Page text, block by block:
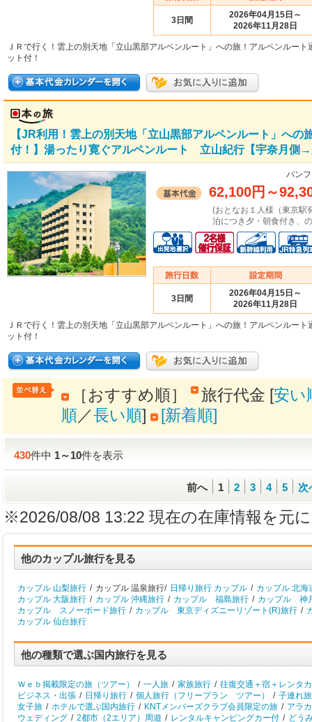
3日間
2026年04月15日～
2026年11月28日
ＪＲで行く！雲上の別天地「立山黒部アルペンルート」への旅！アルペンルート
ット付！
【JR利用！雲上の別天地「立山黒部アルペンルート」への
付！】湯ったり寛ぐアルペンルート 立山紀行【宇奈月側
パン
62,100円 ～
(おとなお１人様（東京駅
泊につき夕・朝食付き、
3日間
2026年04月15日～
2026年11月28日
ＪＲで行く！雲上の別天地「立山黒部アルペンルート」への旅！アルペンルート
ット付！
［おすすめ順］ 旅行代金 [安い
順／長い順] [新着順]
430件中1～10件を表示
前へ 1 2 3 4 5 次
※2026/08/08 13:22 現在の在庫情報を元
他のカップル旅行を見る
カップル 山梨旅行 / カップル 温泉旅行/ 日帰り旅行 カップル / カップル 北海
カップル 大阪旅行 / カップル 沖縄旅行 / カップル 福島旅行 / カップル 神
カップル スノーボード旅行 / カップル 東京ディズニーリゾート(R)旅行 /
カップル 仙台旅行
他の種類で選ぶ国内旅行を見る
Ｗｅｂ掲載限定の旅（ツアー） / 一人旅 / 家族旅行 / 往復交通＋宿＋レンタ
ビジネス・出張 / 日帰り旅行 / 個人旅行（フリープラン ツアー） / 子連れ
女子旅 / ホテルで選ぶ国内旅行 / KNTメンバーズクラブ会員限定の旅 / アラ
ウェディング / 2都市（2エリア）周遊 / レンタルキャンピングカー付 / どう